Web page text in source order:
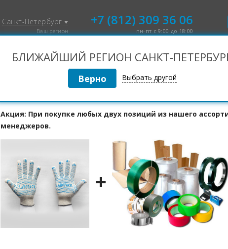
Санкт-Петербург
Ваш регион
+7 (812) 309 36 06
пн-пт с 9:00 до 18:00
БЛИЖАЙШИЙ РЕГИОН САНКТ-
Выбрать другой
ПРОИЗВОДСТВЕННЫМ ОРГАНИЗАЦИЯМ
Акция: При покупке любых двух позиций из нашего
менеджеров.
+